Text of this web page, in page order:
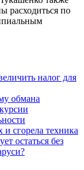
расходиться по
налог для
обмана
сгорела техника
остаться без